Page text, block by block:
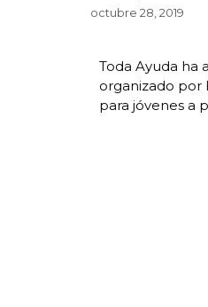
octubre 28, 2019
Toda Ayuda ha
organizado por
para jóvenes a